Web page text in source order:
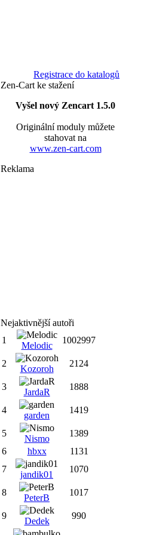
Registrace do katalogů
Zen-Cart ke stažení
Vyšel nový Zencart 1.5.0
Originální moduly můžete
stahovat na
www.zen-cart.com
Reklama
Nejaktivnější autoři
1
Melodic
1002997
2
Kozoroh
2124
3
JardaR
1888
4
garden
1419
5
Nismo
1389
6
hbxx
1131
7
jandik01
1070
8
PeterB
1017
9
Dedek
990